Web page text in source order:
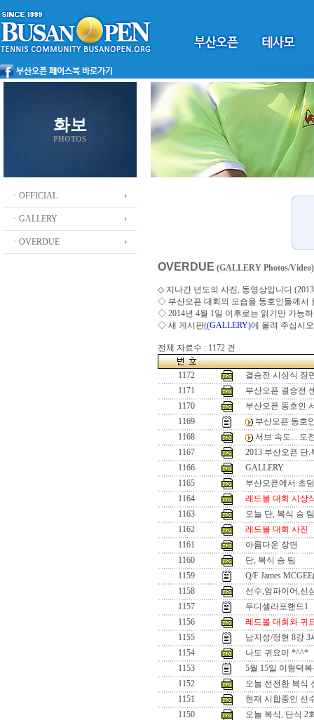
화보
PHOTOS
ㆍOFFICIAL
ㆍGALLERY
ㆍOVERDUE
OVERDUE (GALLERY Photos/Video)
◇ 지나간 년도의 사진, 동영상입니다
◇ 부산오픈 대회의 모습을 동호인들께서
◇ 2014년 4월 1일 이후로는 읽기만 가능
◇ 새 게시판((GALLERY)에 올려 주십시오
전체 자료수 : 1172 건
1172
결승전 시상식 장
1171
부산오픈 결승전
1170
부산오픈 동호인
1169
부산오픈 동호
1168
서브 속도... 도
1167
2013 부산오픈 단
1166
GALLERY
1165
부산오픈에서 초
1164
레드볼 대회 시상
1163
오늘 단, 복식 승 팀
1162
레드볼 대회 사진
1161
아름다운 장면
1160
단, 복식 승 팀
1159
Q/F James
1158
선수,엄파이어,선
1157
두디셀라포핸드1
1156
레드볼 대회와 귀
1155
남지성/정현 8강 3
1154
나도 귀요미 *^^*
1153
5월 15일 이형택
1152
오늘 선전한 복식
1151
현재 시합중인 선
1150
오늘 복식, 단식 2